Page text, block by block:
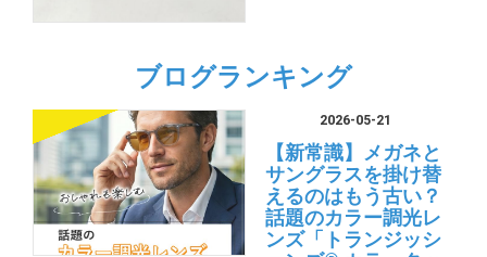
ブログランキング
2026-05-21
【新常識】メガネと
サングラスを掛け替
えるのはもう古い？
話題のカラー調光レ
ンズ「トランジッシ